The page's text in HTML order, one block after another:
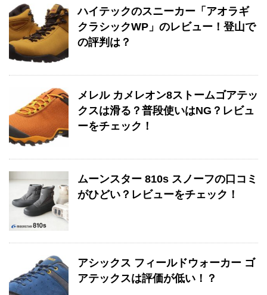
ハイテックのスニーカー「アオラギ
クラシックWP」のレビュー！登山で
の評判は？
メレル カメレオン8ストームゴアテッ
クスは滑る？普段使いはNG？レビュ
ーをチェック！
ムーンスター 810s スノーフの口コミ
がひどい？レビューをチェック！
アシックス フィールドウォーカー ゴ
アテックスは評価が低い！？